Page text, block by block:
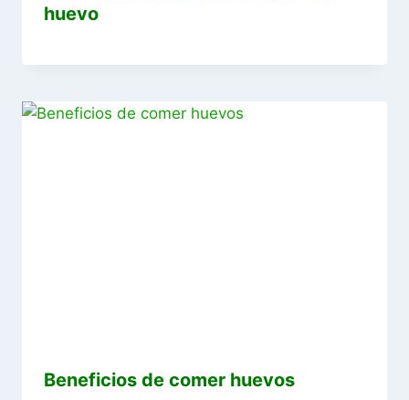
huevo
Beneficios de comer huevos